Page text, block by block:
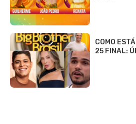
COMO
25 FINAL: